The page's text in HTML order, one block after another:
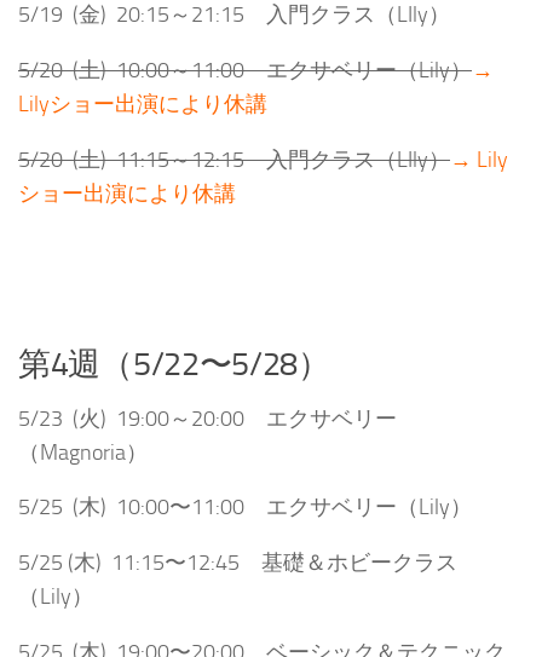
5/19 (金) 20:15～21:15 入門クラス（LIly）
5/20 (土) 10:00～11:00 エクサベリー（Lily）→
Lilyショー出演により休講
5/20 (土) 11:15～12:15 入門クラス（LIly）→ Lily
ショー出演により休講
第4週（5/22〜5/28）
5/23 (火) 19:00～20:00 エクサベリー
（Magnoria）
5/25 (木) 10:00〜11:00 エクサベリー（Lily）
5/25 (木) 11:15〜12:45 基礎＆ホビークラス
（Lily）